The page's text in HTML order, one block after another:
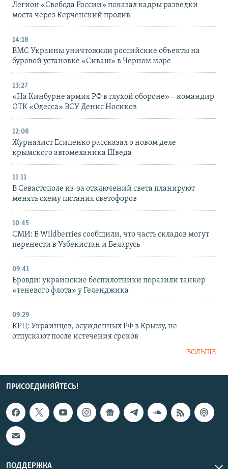
Легион «Свобода России» показал кадры разведки
моста через Керченский пролив
14:18
ВМС Украины уничтожили российские объекты на
буровой установке «Сиваш» в Черном море
13:27
«На Кинбурне армия РФ в глухой обороне» – командир
ОТК «Одесса» ВСУ Денис Носиков
12:08
Журналист Есипенко рассказал о новом деле
крымского автомеханика Шведа
11:11
В Севастополе из-за отключений света планируют
менять схему питания светофоров
10:45
СМИ: В Wildberries сообщили, что часть складов могут
перенести в Узбекистан и Беларусь
09:41
Бровди: украинские беспилотники поразили танкер
«теневого флота» у Геленджика
09:29
КРЦ: Украинцев, осужденных РФ в Крыму, не
отпускают после истечения сроков
БОЛЬШЕ
ПРИСОЕДИНЯЙТЕСЬ!
ПОДДЕРЖКА